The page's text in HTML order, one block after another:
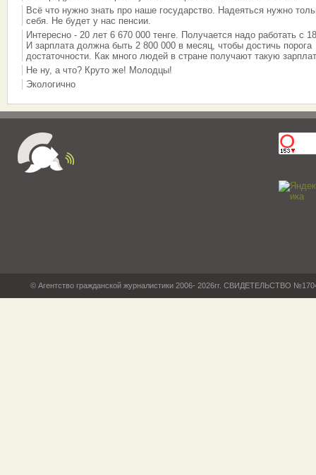
Всё что нужно знать про наше государство. Надеяться нужно
себя. Не будет у нас пенсии.
Интересно - 20 лет 6 670 000 тенге. Получается надо работать с
И зарплата должна быть 2 800 000 в месяц, чтобы достичь порога
достаточности. Как много людей в стране получают такую
Не ну, а что? Круто же! Молодцы!
Экологично
© Агентство гражданской журналистики 2006- 2026гг. СВИДЕТЕЛЬСТВО